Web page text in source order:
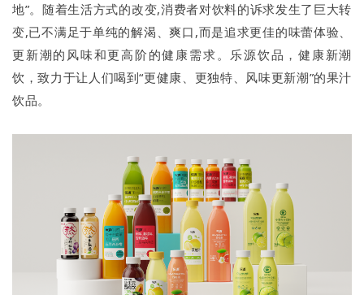
地”。随着生活方式的改变,消费者对饮料的诉求发生了巨大转
变,已不满足于单纯的解渴、爽口,而是追求更佳的味蕾体验、
更新潮的风味和更高阶的健康需求。乐源饮品，健康新潮
饮，致力于让人们喝到“更健康、更独特、风味更新潮”的果汁
饮品。